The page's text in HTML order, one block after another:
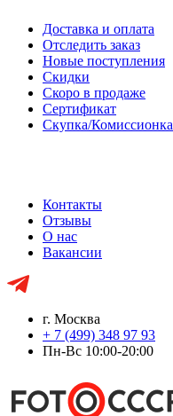
Доставка и оплата
Отследить заказ
Новые поступления
Скидки
Скоро в продаже
Сертификат
Скупка/Комиссионка
Контакты
Отзывы
О нас
Вакансии
г. Москва
+ 7 (499) 348 97 93
Пн-Вс 10:00-20:00